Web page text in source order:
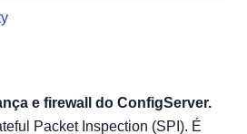
se o CSF está em execução?
e firewall do ConfigServer.
Packet Inspection (SPI). É